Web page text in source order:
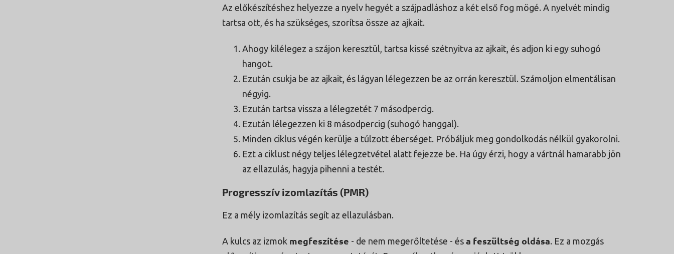
Az előkészítéshez helyezze a nyelv hegyét a szájpadláshoz a két első fog mögé. A nyelvét mindig
tartsa ott, és ha szükséges, szorítsa össze az ajkait.
Ahogy kilélegez a szájon keresztül, tartsa kissé szétnyitva az ajkait, és adjon ki egy suhogó
hangot.
Ezután csukja be az ajkait, és lágyan lélegezzen be az orrán keresztül. Számoljon elmentálisan
négyig.
Ezután tartsa vissza a lélegzetét 7 másodpercig.
Ezután lélegezzen ki 8 másodpercig (suhogó hanggal).
Minden ciklus végén kerülje a túlzott éberséget. Próbáljuk meg gondolkodás nélkül gyakorolni.
Ezt a ciklust négy teljes lélegzetvétel alatt fejezze be. Ha úgy érzi, hogy a vártnál hamarabb jön
az ellazulás, hagyja pihenni a testét.
Progresszív izomlazítás (PMR)
Ez a mély izomlazítás segít az ellazulásban.
A kulcs az izmok megfeszítése - de nem megerőltetése - és a feszültség oldása. Ez a mozgás